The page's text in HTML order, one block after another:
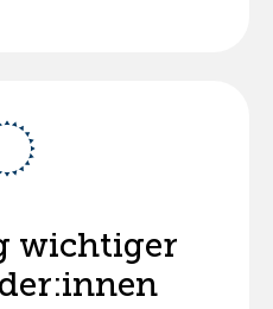
wichtiger